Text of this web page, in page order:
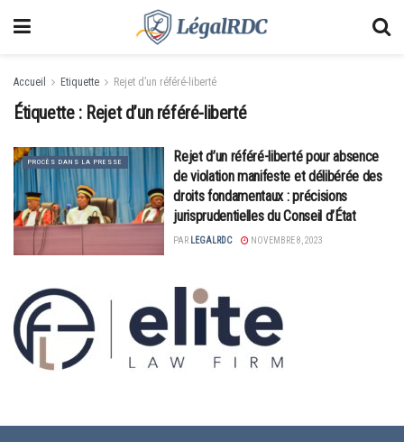
Accueil Etiquette Rejet d’un référé-liberté
Étiquette : Rejet d’un référé-liberté
PROCÈS DANS LA PRESSE
Rejet d’un référé-liberté pour absence
de violation manifeste et délibérée des
droits fondamentaux : précisions
jurisprudentielles du Conseil d’État
PAR LEGALRDC NOVEMBRE 8, 2023